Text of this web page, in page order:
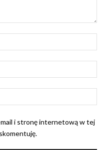
i stronę internetową w tej